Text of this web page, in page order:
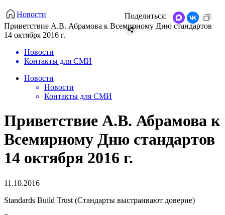
Новости
Приветствие А.В. Абрамова к Всемирному Дню стандартов
14 октября 2016 г.
Поделиться:
Новости
Контакты для СМИ
Новости
Новости
Контакты для СМИ
Приветствие А.В. Абрамова к
Всемирному Дню стандартов
14 октября 2016 г.
11.10.2016
Standards Build Trust (Стандарты выстраивают доверие)